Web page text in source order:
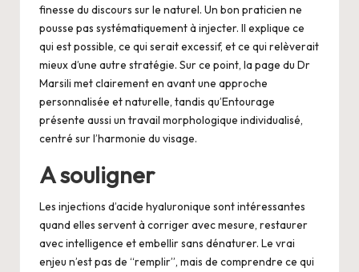
finesse du discours sur le naturel. Un bon praticien ne
pousse pas systématiquement à injecter. Il explique ce
qui est possible, ce qui serait excessif, et ce qui relèverait
mieux d’une autre stratégie. Sur ce point, la page du Dr
Marsili met clairement en avant une approche
personnalisée et naturelle, tandis qu’Entourage
présente aussi un travail morphologique individualisé,
centré sur l’harmonie du visage.
A souligner
Les injections d’acide hyaluronique sont intéressantes
quand elles servent à corriger avec mesure, restaurer
avec intelligence et embellir sans dénaturer. Le vrai
enjeu n’est pas de “remplir”, mais de comprendre ce qui